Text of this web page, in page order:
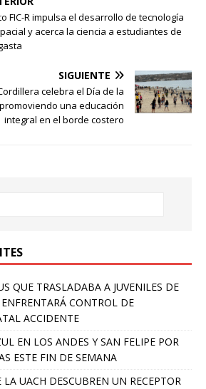
FIC-R impulsa el desarrollo de tecnología
y acerca la ciencia a estudiantes de
SIGUIENTE
celebra el Día de la
una educación
integral en el borde costero
QUE TRASLADABA A JUVENILES DE
CONTROL DE
ACCIDENTE
EN LOS ANDES Y SAN FELIPE POR
ESTE FIN DE SEMANA
LA UACH DESCUBREN UN RECEPTOR